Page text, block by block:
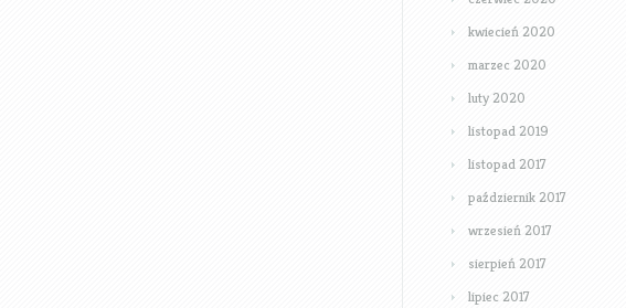
kwiecień 2020
marzec 2020
luty 2020
listopad 2019
listopad 2017
październik 2017
wrzesień 2017
sierpień 2017
lipiec 2017